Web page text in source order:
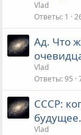
Vlad
Ответы 1
Ад. Что
Vlad
Ответы 95
СССР:
Vlad